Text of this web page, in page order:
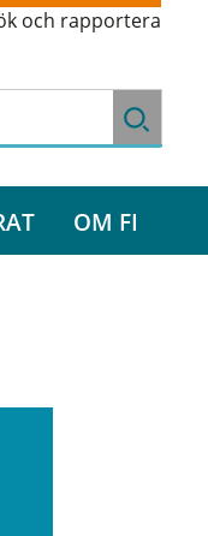
och rapportera
OM FI